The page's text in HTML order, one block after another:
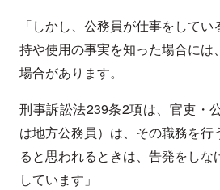
「しかし、公務員が仕事をして
持や使用の事実を知った場合には
場合があります。
刑事訴訟法239条2項は、官吏・
は地方公務員）は、その職務を行
ると思われるときは、告発をしな
しています」